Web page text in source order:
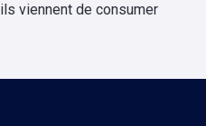
ils viennent de consumer